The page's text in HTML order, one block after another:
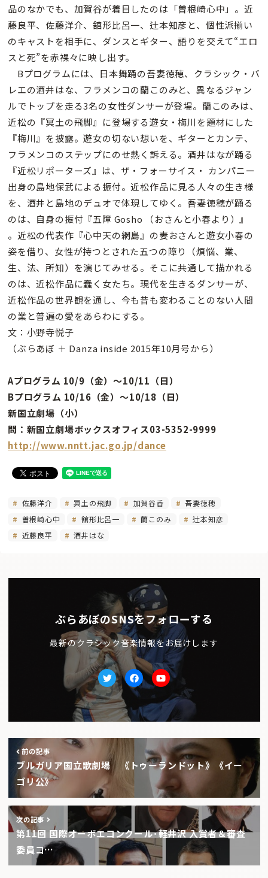
品のなかでも、加賀谷が着目したのは「曽根崎心中」。近
藤良平、佐藤洋介、舘形比呂一、辻本知彦と、個性派揃い
のキャストを相手に、ダンスとギター、語りを交えて“エロ
スと死”を赤裸々に映し出す。
Bプログラムには、日本舞踊の吾妻徳穂、クラシック・バ
レエの酒井はな、フラメンコの蘭このみと、異なるジャン
ルでトップを走る3名の女性ダンサーが登場。蘭このみは、
近松の『冥土の飛脚』に登場する遊女・梅川を題材にした
『梅川』を披露。遊女の切ない想いを、ギターとカンテ、
フラメンコのステップにのせ熱く訴える。酒井はなが踊る
『近松リポーターズ』は、ザ・フォーサイス・ カンパニー
出身の島地保武による振付。近松作品に見る人々の生き様
を、酒井と島地のデュオで体現してゆく。吾妻徳穂が踊る
のは、自身の振付『五障 Gosho （おさんと小春より）』
。近松の代表作『心中天の網島』の妻おさんと遊女小春の
姿を借り、女性が持つとされた五つの障り（煩悩、業、
生、法、所知）を演じてみせる。そこに共通して描かれる
のは、近松作品に蠢く女たち。現代を生きるダンサーが、
近松作品の世界観を通し、今も昔も変わることのない人間
の業と普遍の愛をあらわにする。
文：小野寺悦子
（ぶらあぼ ＋ Danza inside 2015年10月号から）
Aプログラム 10/9（金）〜10/11（日）
Bプログラム 10/16（金）〜10/18（日）
新国立劇場（小）
問：新国立劇場ボックスオフィス03-5352-9999
http://www.nntt.jac.go.jp/dance
佐藤洋介 冥土の飛脚 加賀谷香
吾妻徳穂
曽根崎心中
舘形比呂一 蘭このみ
辻本知彦
近藤良平
酒井はな
ぶらあぼのSNSをフォローする
最新のクラシック音楽情報をお届けします
TwitterfacebookYoutube
前の記事
ブルガリア国立歌劇場 《トゥーランドット》《イー
ゴリ公》
次の記事
第11回 国際オーボエコンクール･軽井沢 入賞者＆審査
委員コ…